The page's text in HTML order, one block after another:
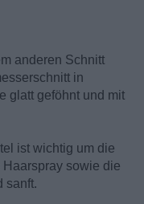
anderen Schnitt
in
glatt geföhnt und mit
ist wichtig um die
sowie die
sanft.